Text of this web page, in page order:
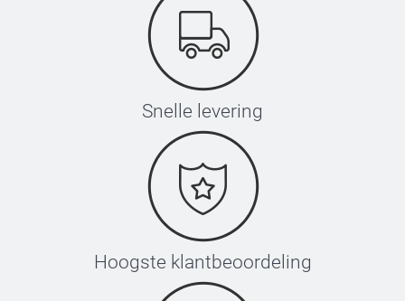
Snelle levering
Hoogste klantbeoordeling